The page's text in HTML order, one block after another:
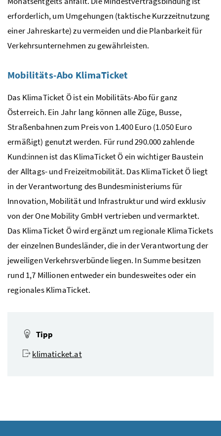
erforderlich, um Umgehungen (taktische Kurzzeitnutzung
einer Jahreskarte) zu vermeiden und die Planbarkeit für
Verkehrsunternehmen zu gewährleisten.
Mobilitäts-Abo KlimaTicket
Das KlimaTicket Ö ist ein Mobilitäts-Abo für ganz
Österreich. Ein Jahr lang können alle Züge, Busse,
Straßenbahnen zum Preis von 1.400 Euro (1.050 Euro
ermäßigt) genutzt werden. Für rund 290.000 zahlende
Kund:innen ist das KlimaTicket Ö ein wichtiger Baustein
der Alltags- und Freizeitmobilität. Das KlimaTicket Ö liegt
in der Verantwortung des Bundesministeriums für
Innovation, Mobilität und Infrastruktur und wird exklusiv
von derOne Mobility GmbH vertrieben und vermarktet.
Das KlimaTicket Ö wird ergänzt um regionale KlimaTickets
der einzelnen Bundesländer, die in der Verantwortung der
jeweiligen Verkehrsverbünde liegen. In Summe besitzen
rund 1,7 Millionen entweder ein bundesweites oder ein
regionales KlimaTicket.
Tipp
klimaticket.at